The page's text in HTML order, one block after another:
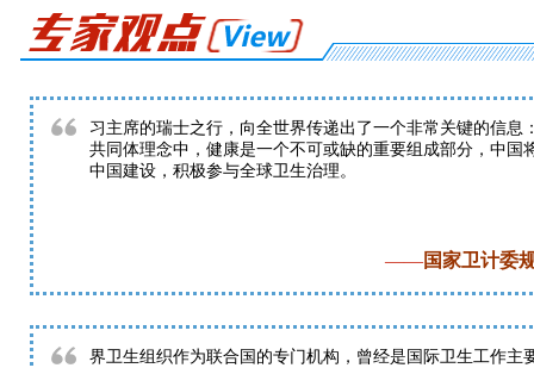
习主席的瑞士之行，向全世界传递出了一个非常关键的信息
共同体理念中，健康是一个不可或缺的重要组成部分，中国
中国建设，积极参与全球卫生治理。
——国家卫计委
界卫生组织作为联合国的专门机构，曾经是国际卫生工作主